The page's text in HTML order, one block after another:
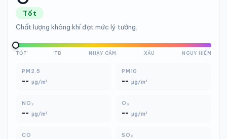
Tốt
Chất lượng không khí đạt mức lý tưởng.
TỐT TB NHẠY CẢM XẤU NGUY HIỂM
PM2.5
-- µg/m³
PM10
-- µg/m³
NO₂
-- µg/m³
O₃
-- µg/m³
CO SO₂